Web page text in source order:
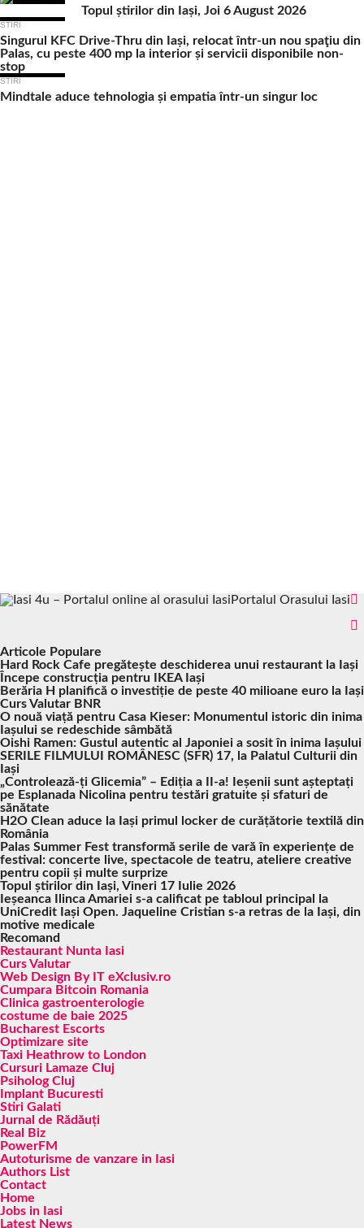
Topul știrilor din Iași, Joi 6 August 2026
STIRI
Singurul KFC Drive-Thru din Iași, relocat într-un nou spaţiu din
Palas, cu peste 400 mp la interior și servicii disponibile non-
stop
STIRI
Mindtale aduce tehnologia și empatia într-un singur loc
Portalul Orasului Iasi
Articole Populare
Hard Rock Cafe pregătește deschiderea unui restaurant la Iași
Începe construcția pentru IKEA Iași
Berăria H planifică o investiție de peste 40 milioane euro la Iași
Curs Valutar BNR
O nouă viață pentru Casa Kieser: Monumentul istoric din inima
Iașului se redeschide sâmbătă
Oishi Ramen: Gustul autentic al Japoniei a sosit în inima Iașului
SERILE FILMULUI ROMÂNESC (SFR) 17, la Palatul Culturii din
Iași
„Controlează-ți Glicemia” – Ediția a II-a! Ieșenii sunt așteptați
pe Esplanada Nicolina pentru testări gratuite și sfaturi de
sănătate
H2O Clean aduce la Iași primul locker de curățătorie textilă din
România
Palas Summer Fest transformă serile de vară în experiențe de
festival: concerte live, spectacole de teatru, ateliere creative
pentru copii și multe surprize
Topul știrilor din Iași, Vineri 17 Iulie 2026
Ieșeanca Ilinca Amariei s-a calificat pe tabloul principal la
UniCredit Iași Open. Jaqueline Cristian s-a retras de la Iași, din
motive medicale
Recomand
Restaurant Nunta Iasi
Curs Valutar
Web Design By IT eXclusiv.ro
Cumpara Bitcoin Romania
Clinica gastroenterologie
costume de baie 2025
Bucharest Escorts
Optimizare site
Taxi Heathrow to London
Cursuri Lamaze Cluj
Psiholog Cluj
Implant Bucuresti
Stiri Galati
Jurnal de Rădăuți
Real Biz
PowerFM
Autoturisme de vanzare in Iasi
Authors List
Contact
Home
Jobs in Iasi
Latest News